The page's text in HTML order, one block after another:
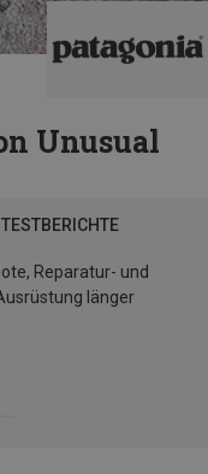
Unusual
TESTBERICHTE
Reparatur- und
länger